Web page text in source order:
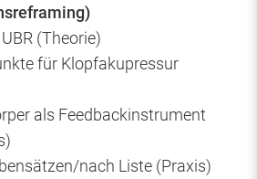
(Theorie)
für Klopfakupressur
als Feedbackinstrument
nach Liste (Praxis)